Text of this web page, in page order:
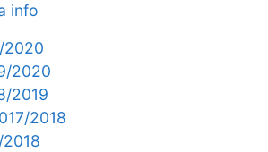
info
2020
2020
2019
2018